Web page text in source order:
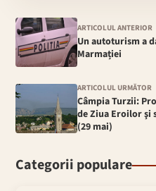
ARTICOLUL ANTERIOR
Un autoturism a
Marmației
ARTICOLUL URMĂTOR
Câmpia Turzii:
de Ziua Eroilor şi
(29 mai)
Categorii populare